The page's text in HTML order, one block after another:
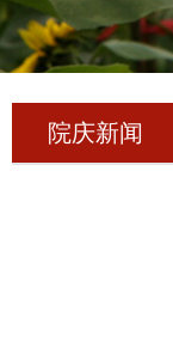
院庆新闻